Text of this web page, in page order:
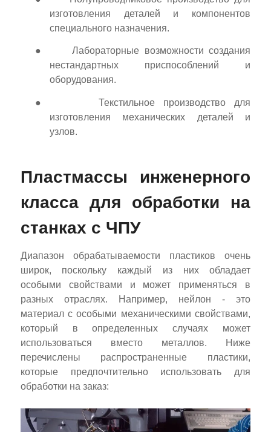
изготовления деталей и компонентов
специального назначения.
●
Лабораторные возможности создания
нестандартных приспособлений и
оборудования.
●
Текстильное производство для
изготовления механических деталей и
узлов.
Пластмассы инженерного
класса для обработки на
станках с ЧПУ
Диапазон обрабатываемости пластиков очень
широк, поскольку каждый из них обладает
особыми свойствами и может применяться в
разных отраслях. Например, нейлон - это
материал с особыми механическими свойствами,
который в определенных случаях может
использоваться вместо металлов. Ниже
перечислены распространенные пластики,
которые предпочтительно использовать для
обработки на заказ: